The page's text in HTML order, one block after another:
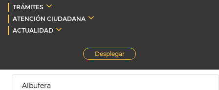
TRÁMITES
ATENCIÓN CIUDADANA
ACTUALIDAD
Desplegar
Albufera